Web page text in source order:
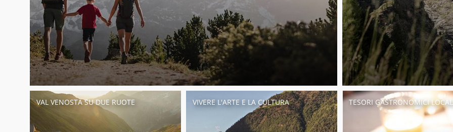
VAL VENOSTA SU DUE RUOTE VIVERE L'ARTE E LA CULTURA TESORI GASTRONOMICI